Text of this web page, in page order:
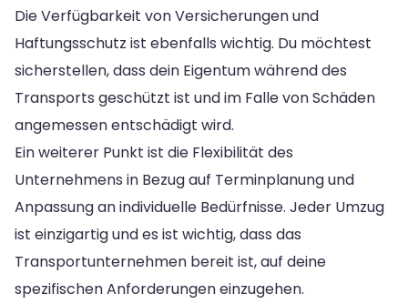
Die Verfügbarkeit von Versicherungen und
Haftungsschutz ist ebenfalls wichtig. Du möchtest
sicherstellen, dass dein Eigentum während des
Transports geschützt ist und im Falle von Schäden
angemessen entschädigt wird.
Ein weiterer Punkt ist die Flexibilität des
Unternehmens in Bezug auf Terminplanung und
Anpassung an individuelle Bedürfnisse. Jeder Umzug
ist einzigartig und es ist wichtig, dass das
Transportunternehmen bereit ist, auf deine
spezifischen Anforderungen einzugehen.